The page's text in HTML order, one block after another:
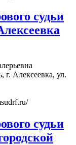
судьи
г. Алексеевка, ул.
судьи